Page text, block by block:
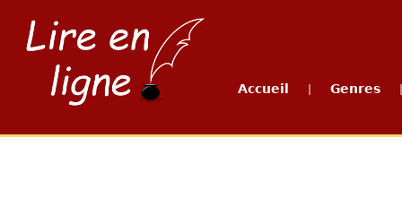
Accueil Genres